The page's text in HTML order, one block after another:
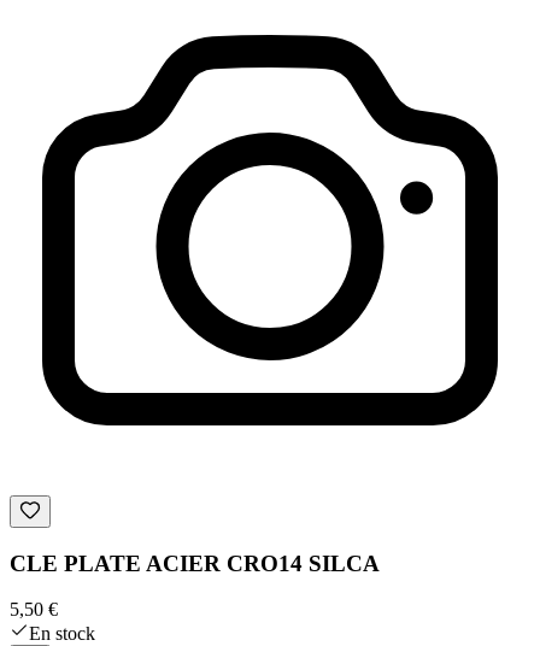
CLE PLATE ACIER CRO14 SILCA
5,50 €
En stock